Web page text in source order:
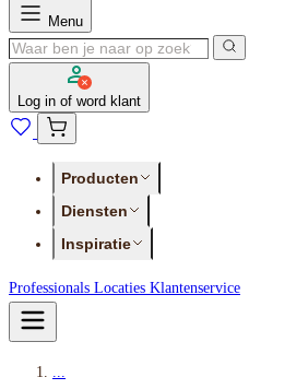
Menu
Log in of word klant
Producten
Diensten
Inspiratie
Professionals Locaties Klantenservice
...